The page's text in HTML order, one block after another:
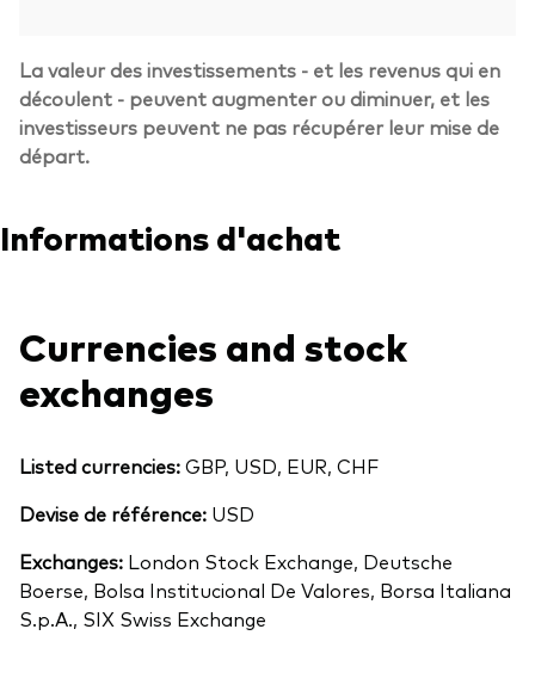
La valeur des investissements - et les revenus qui en
découlent - peuvent augmenter ou diminuer, et les
investisseurs peuvent ne pas récupérer leur mise de
départ.
Informations d'achat
Currencies and stock
exchanges
Listed currencies:GBP, USD, EUR, CHF
Devise de référence: USD
Exchanges: London Stock Exchange, Deutsche
Boerse, Bolsa Institucional De Valores, Borsa Italiana
S.p.A., SIX Swiss Exchange